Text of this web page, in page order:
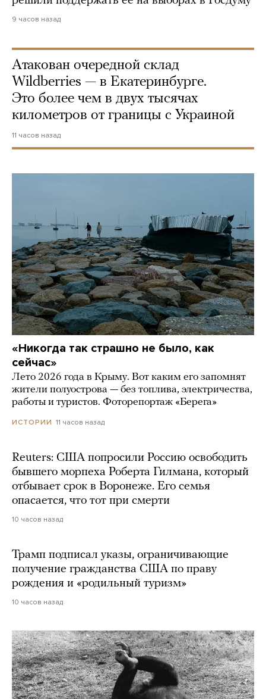
9 часов назад
Атакован очередной склад
Wildberries — в Екатеринбурге.
Это более чем в двух тысячах
километров от границы с Украиной
11 часов назад
«Никогда так страшно не было, как
сейчас»
Лето 2026 года в Крыму. Вот каким его запомнят
жители полуострова — без топлива, электричества,
работы и туристов. Фоторепортаж «Берега»
ИСТОРИИ 11 часов назад
Reuters: США попросили Россию освободить
бывшего морпеха Роберта Гилмана, который
отбывает срок в Воронеже. Его семья
опасается, что тот при смерти
10 часов назад
Трамп подписал указы, ограничивающие
получение гражданства США по праву
рождения и «родильный туризм»
10 часов назад